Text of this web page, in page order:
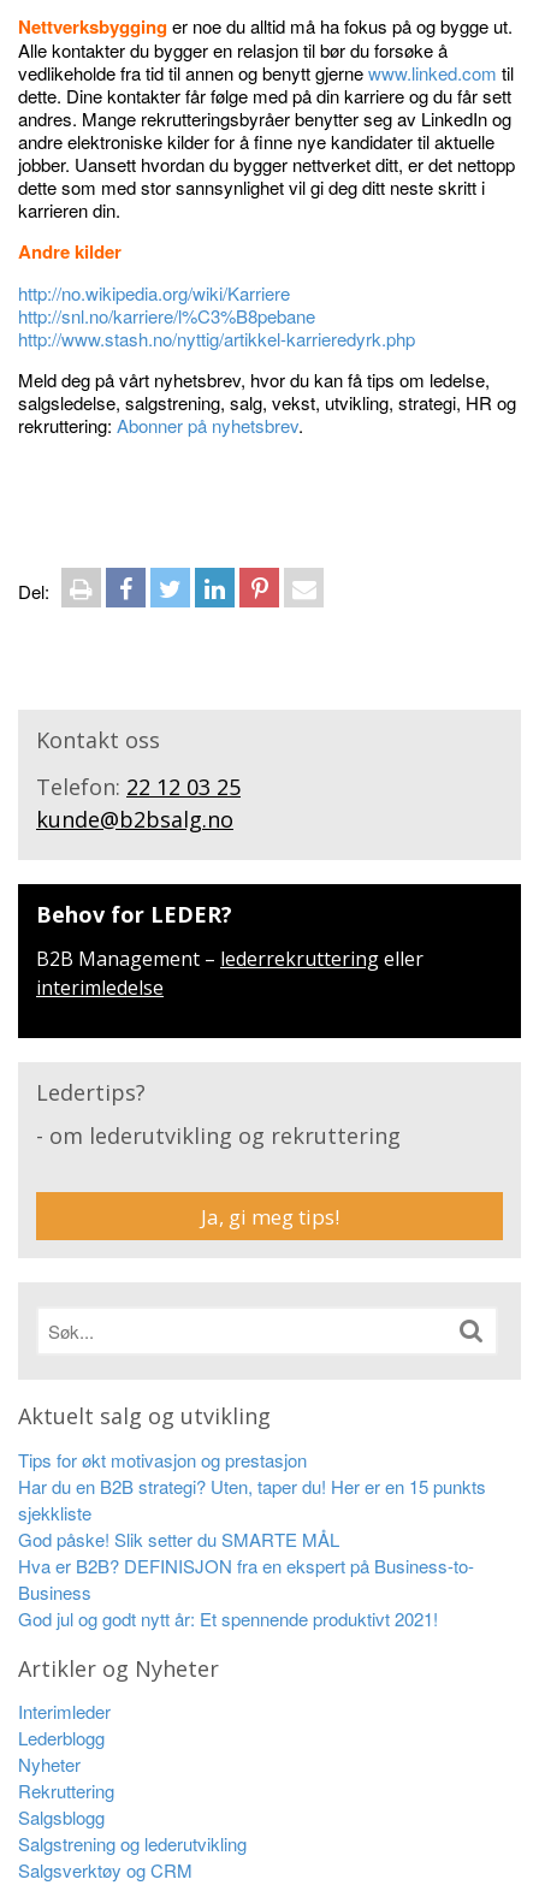
Nettverksbygginger noe du alltid må ha fokus på og bygge ut.
Alle kontakter du bygger en relasjon til bør du forsøke å
vedlikeholde fra tid til annen og benytt gjernewww.linked.com til
dette. Dine kontakter får følge med på din karriere og du får sett
andres. Mange rekrutteringsbyråer benytter seg av LinkedIn og
andre elektroniske kilder for å finne nye kandidater til aktuelle
jobber. Uansett hvordan du bygger nettverket ditt, er det nettopp
dette som med stor sannsynlighet vil gi deg ditt neste skritt i
karrieren din.
Andre kilder
http://no.wikipedia.org/wiki/Karriere
http://snl.no/karriere/l%C3%B8pebane
http://www.stash.no/nyttig/artikkel-karrieredyrk.php
Meld deg på vårt nyhetsbrev, hvor du kan få tips om ledelse,
salgsledelse, salgstrening, salg, vekst, utvikling, strategi, HR og
rekruttering: Abonner på nyhetsbrev.
Del: S
k
F
a
k
T
w
L
i
P
i
E
-
Kontakt oss
Telefon: 22 12 03 25
kunde@b2bsalg.no
Behov for LEDER?
B2B Management – lederrekrutteringeller
interimledelse
Ledertips?
- om lederutvikling og rekruttering
Ja, gi meg tips!
Aktuelt salg og utvikling
Tips for økt motivasjon og prestasjon
Har du en B2B strategi? Uten, taper du! Her er en 15 punkts
sjekkliste
God påske! Slik setter du SMARTE MÅL
Hva er B2B? DEFINISJON fra en ekspert på Business-to-
Business
God jul og godt nytt år: Et spennende produktivt 2021!
Artikler og Nyheter
Interimleder
Lederblogg
Nyheter
Rekruttering
Salgsblogg
Salgstrening og lederutvikling
Salgsverktøy og CRM